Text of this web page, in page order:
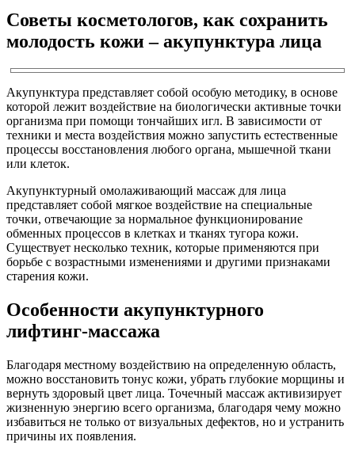
Советы косметологов, как сохранить
молодость кожи – акупунктура лица
Акупунктура представляет собой особую методику, в основе
которой лежит воздействие на биологически активные точки
организма при помощи тончайших игл. В зависимости от
техники и места воздействия можно запустить естественные
процессы восстановления любого органа, мышечной ткани
или клеток.
Акупунктурный омолаживающий массаж для лица
представляет собой мягкое воздействие на специальные
точки, отвечающие за нормальное функционирование
обменных процессов в клетках и тканях тугора кожи.
Существует несколько техник, которые применяются при
борьбе с возрастными изменениями и другими признаками
старения кожи.
Особенности акупунктурного
лифтинг-массажа
Благодаря местному воздействию на определенную область,
можно восстановить тонус кожи, убрать глубокие морщины и
вернуть здоровый цвет лица. Точечный массаж активизирует
жизненную энергию всего организма, благодаря чему можно
избавиться не только от визуальных дефектов, но и устранить
причины их появления.